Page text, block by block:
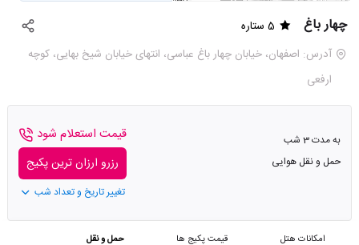
چهار باغ
5 ستاره
آدرس: اصفهان، خیابان چهار باغ عباسی، انتهای خیابان شیخ بهایی، کوچه
ارفعی
به مدت 3 شب
حمل و نقل هوایی
قیمت استعلام شود
رزرو ارزان ترین پکیج
تغییر تاریخ و تعداد شب
امکانات هتل قیمت پکیج ها حمل و نقل